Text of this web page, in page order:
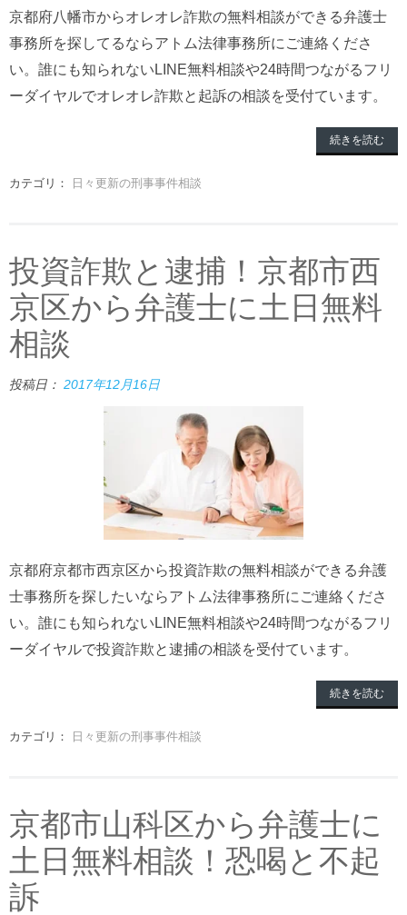
京都府八幡市からオレオレ詐欺の無料相談ができる弁護士
事務所を探してるならアトム法律事務所にご連絡くださ
い。誰にも知られないLINE無料相談や24時間つながるフリ
ーダイヤルでオレオレ詐欺と起訴の相談を受付ています。
続きを読む
カテゴリ： 日々更新の刑事事件相談
投資詐欺と逮捕！京都市西
京区から弁護士に土日無料
相談
投稿日： 2017年12月16日
京都府京都市西京区から投資詐欺の無料相談ができる弁護
士事務所を探したいならアトム法律事務所にご連絡くださ
い。誰にも知られないLINE無料相談や24時間つながるフリ
ーダイヤルで投資詐欺と逮捕の相談を受付ています。
続きを読む
カテゴリ： 日々更新の刑事事件相談
京都市山科区から弁護士に
土日無料相談！恐喝と不起
訴